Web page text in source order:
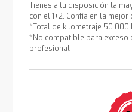
Tienes a tu disposición la
con el 1+2. Confía en la
*Total de kilometraje 50.000
*No compatible para exceso
profesional